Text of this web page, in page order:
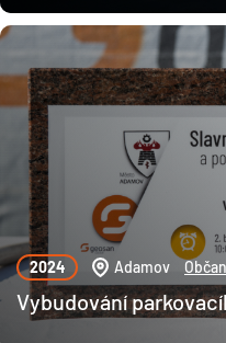
Vybudování
2024 Adamov